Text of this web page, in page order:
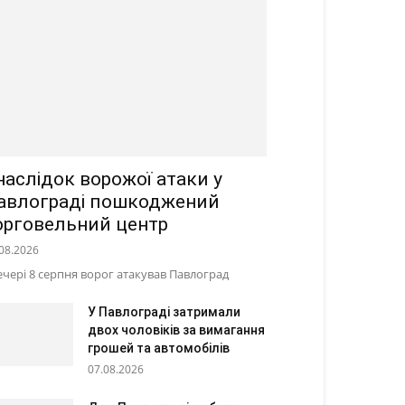
ворожої атаки у
пошкоджений
центр
8 серпня ворог атакував Павлоград
У Павлограді затримали
двох чоловіків за вимагання
грошей та автомобілів
07.08.2026